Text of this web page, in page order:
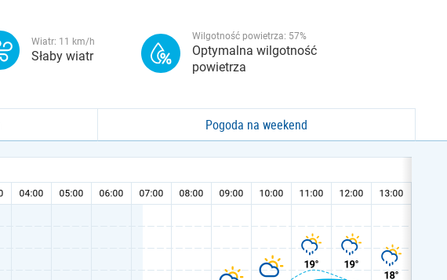
Wiatr: 11 km/h
Słaby wiatr
Wilgotność powietrza: 57%
Optymalna wilgotność
powietrza
Pogoda na weekend